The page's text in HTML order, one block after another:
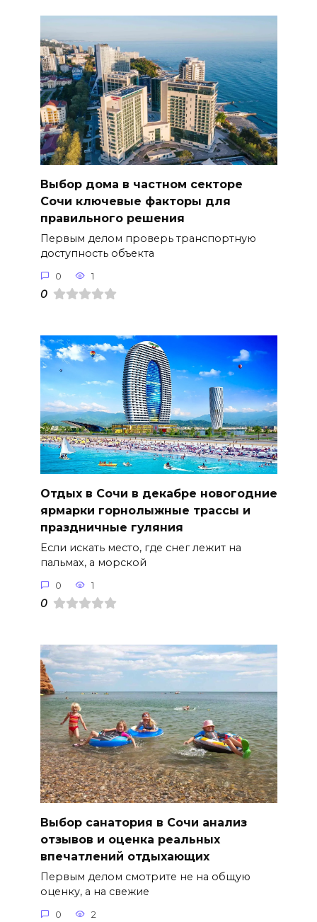
Выбор дома в частном секторе
Сочи ключевые факторы для
правильного решения
Первым делом проверь транспортную
доступность объекта
0 1
0
Отдых в Сочи в декабре новогодние
ярмарки горнолыжные трассы и
праздничные гуляния
Если искать место, где снег лежит на
пальмах, а морской
0 1
0
Выбор санатория в Сочи анализ
отзывов и оценка реальных
впечатлений отдыхающих
Первым делом смотрите не на общую
оценку, а на свежие
0 2